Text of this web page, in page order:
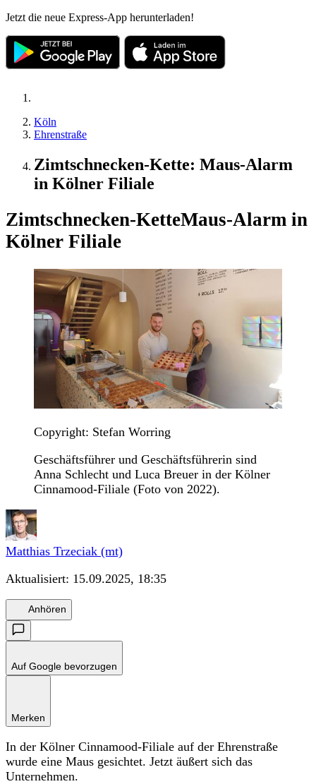
Jetzt die neue Express-App herunterladen!
Köln
Ehrenstraße
Zimtschnecken-Kette: Maus-Alarm
in Kölner Filiale
Zimtschnecken-KetteMaus-Alarm in
Kölner Filiale
Copyright: Stefan Worring
Geschäftsführer und Geschäftsführerin sind
Anna Schlecht und Luca Breuer in der Kölner
Cinnamood-Filiale (Foto von 2022).
Matthias Trzeciak (mt)
Aktualisiert: 15.09.2025, 18:35
Anhören
Auf Google bevorzugen
Merken
In der Kölner Cinnamood-Filiale auf der Ehrenstraße
wurde eine Maus gesichtet. Jetzt äußert sich das
Unternehmen.